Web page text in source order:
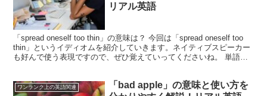
リアル英語
「spread oneself too thin」の意味は？ 今回は「spread oneself too
thin」というイディオムを紹介していきます。ネイティブスピーカー
も好んで使う表現ですので、ぜひ覚えていってくださいね。 単語を
ワンランク上の英語関連
「bad apple」の意味と使い方を